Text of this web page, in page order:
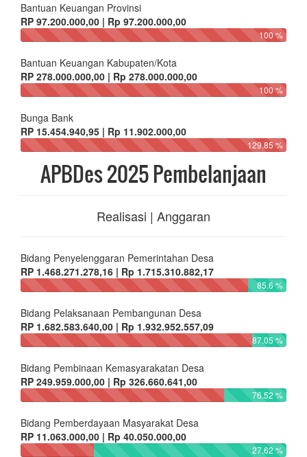
Bantuan Keuangan Provinsi
RP 97.200.000,00 | Rp 97.200.000,00
100 %
Bantuan Keuangan Kabupaten/Kota
RP 278.000.000,00 | Rp 278.000.000,00
100 %
Bunga Bank
RP 15.454.940,95 | Rp 11.902.000,00
129.85 %
APBDes 2025 Pembelanjaan
Realisasi | Anggaran
Bidang Penyelenggaran Pemerintahan Desa
RP 1.468.271.278,16 | Rp 1.715.310.882,17
85.6 %
Bidang Pelaksanaan Pembangunan Desa
RP 1.682.583.640,00 | Rp 1.932.952.557,09
87.05 %
Bidang Pembinaan Kemasyarakatan Desa
RP 249.959.000,00 | Rp 326.660.641,00
76.52 %
Bidang Pemberdayaan Masyarakat Desa
RP 11.063.000,00 | Rp 40.050.000,00
27.62 %